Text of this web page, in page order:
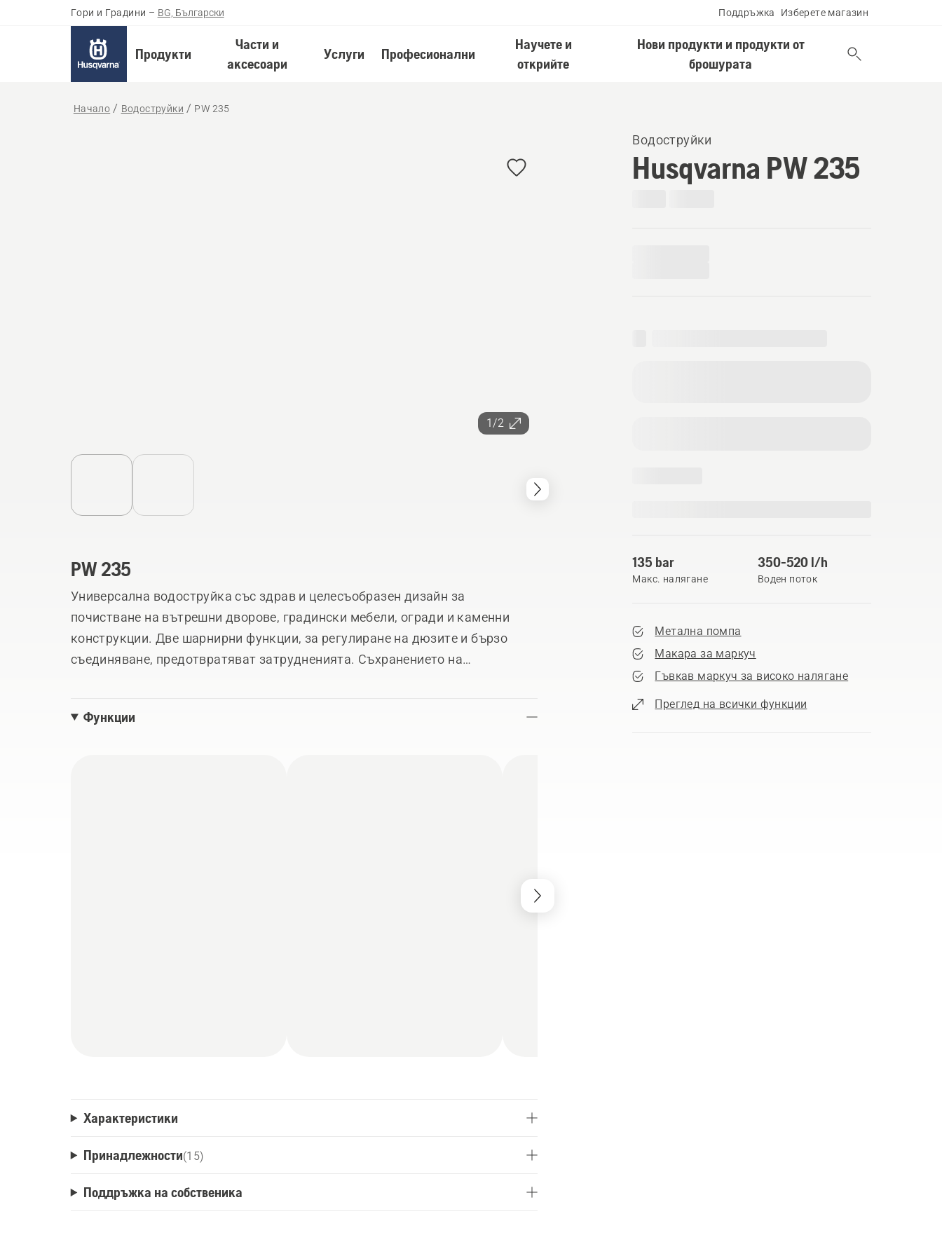
Гори и Градини – BG, Български Поддръжка Изберете магазин
Продукти
Части и
аксесоари
Услуги Професионални
Научете и
открийте
Нови продукти и продукти от
брошурата
Начало Водоструйки PW 235
1/2
Водоструйки
Husqvarna PW 235
135 bar
Макс. налягане
350-520 l/h
Воден поток
Метална помпа
Макара за маркуч
Гъвкав маркуч за високо налягане
Преглед на всички функции
PW 235
Универсална водоструйка със здрав и целесъобразен дизайн за
почистване на вътрешни дворове, градински мебели, огради и каменни
конструкции. Две шарнирни функции, за регулиране на дюзите и бързо
съединяване, предотвратяват затрудненията. Съхранението на
устойчивост. Включени са две дюзи и един пулверизатор за пяна.
Функции
Характеристики
Принадлежности(15)
Поддръжка на собственика